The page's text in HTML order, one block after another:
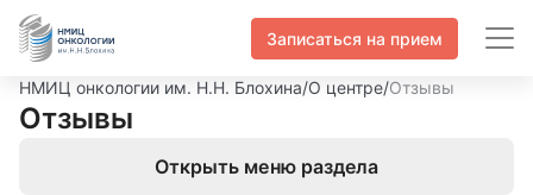
Записаться на прием
НМИЦ онкологии им. Н.Н. Блохина/О центре/Отзывы
Отзывы
Открыть меню раздела